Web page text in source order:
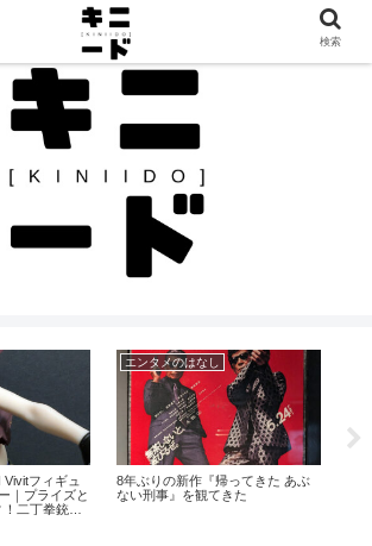
見つけたままに。カルチャーと日常のレビュー帖
Vivitフィギュ
｜プライズと
二丁拳銃を
エンタメのはなし
8年ぶりの新作『帰ってきた あぶ
ない刑事』を観てきた
検索